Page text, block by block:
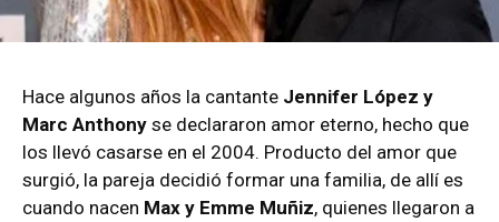
Hace algunos años la cantante Jennifer López y
Marc Anthony se declararon amor eterno, hecho que
los llevó casarse en el 2004. Producto del amor que
surgió, la pareja decidió formar una familia, de allí es
cuando nacen Max y Emme Muñiz, quienes llegaron a